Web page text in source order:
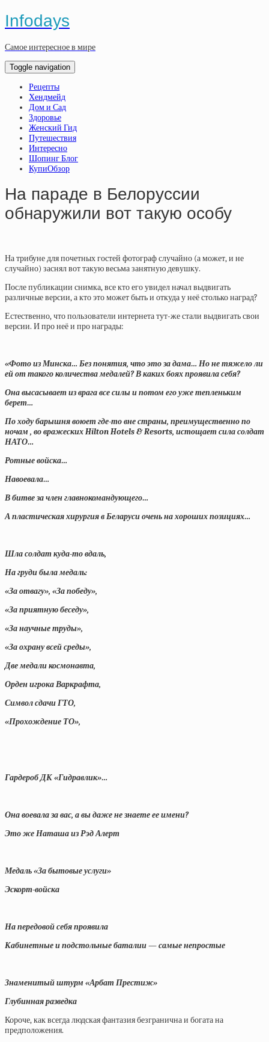
Infodays
Самое интересное в мире
Toggle navigation
Рецепты
Хендмейд
Дом и Сад
Здоровье
Женский Гид
Путешествия
Интересно
Шопинг Блог
КупиОбзор
На параде в Белоруссии
обнаружили вот такую особу
На трибуне для почетных гостей фотограф случайно (а может, и не
случайно) заснял вот такую весьма занятную девушку.
После публикации снимка, все кто его увидел начал выдвигать
различные версии, а кто это может быть и откуда у неё столько наград?
Естественно, что пользователи интернета тут-же стали выдвигать свои
версии. И про неё и про награды:
«Фото из Минска… Без понятия, что это за дама… Но не тяжело ли
ей от такого количества медалей? В каких боях проявила себя?
Она высасывает из врага все силы и потом его уже тепленьким
берет…
По ходу барышня воюет где-то вне страны, преимущественно по
ночам , во вражеских Hilton Hotels & Resorts, истощает сила солдат
НАТО…
Ротные войска…
Навоевала…
В битве за член главнокомандующего…
А пластическая хирургия в Беларуси очень на хороших позициях…
Шла солдат куда-то вдаль,
На груди была медаль:
«За отвагу», «За победу»,
«За приятную беседу»,
«За научные труды»,
«За охрану всей среды»,
Две медали космонавта,
Орден игрока Варкрафта,
Символ сдачи ГТО,
«Прохождение ТО»,
Гардероб ДК «Гидравлик»…
Она воевала за вас, а вы даже не знаете ее имени?
Это же Наташа из Рэд Алерт
Медаль «За бытовые услуги»
Эскорт-войска
На передовой себя проявила
Кабинетные и подстольные баталии — самые непростые
Знаменитый штурм «Арбат Престиж»
Глубинная разведка
Короче, как всегда людская фантазия безгранична и богата на
предположения.